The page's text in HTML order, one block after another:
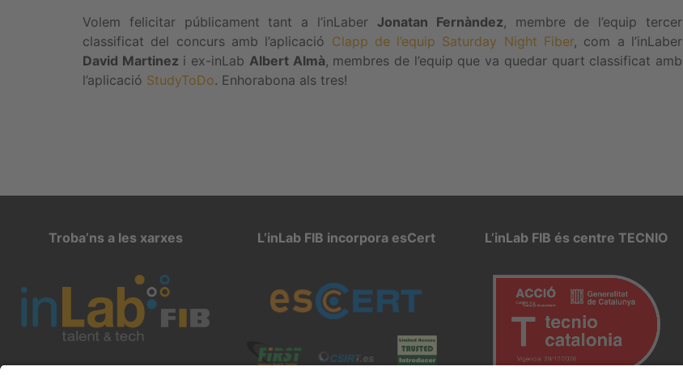
Volem felicitar públicament tant a l’inLaber Jonatan Fernàndez, membre de l’equip tercer
classificat del concurs amb l’aplicació Clapp de l’equip Saturday Night Fiber, com a l’inLaber
David Martinez i ex-inLab Albert Almà, membres de l’equip que va quedar quart classificat amb
l’aplicació StudyToDo. Enhorabona als tres!
Troba’ns a les xarxes L’inLab FIB incorpora esCert L’inLab FIB és centre TECNIO